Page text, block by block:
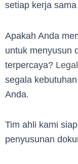
setiap kerja
Apakah Anda
untuk menyusun
terpercaya?
segala
Anda.
Tim ahli kami
penyusunan